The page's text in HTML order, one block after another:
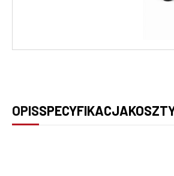
OPISSPECYFIKACJA